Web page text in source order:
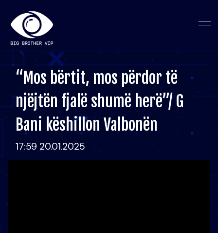
“Mos bërtit, mos përdor të
njëjtën fjalë shumë herë”/ G
Bani këshillon Valbonën
17:59 20.01.2025